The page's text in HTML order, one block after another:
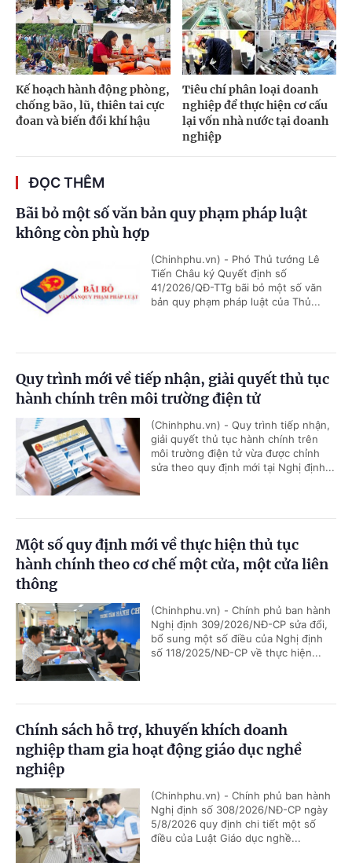
Kế hoạch hành động phòng,
chống bão, lũ, thiên tai cực
đoan và biến đổi khí hậu
Tiêu chí phân loại doanh
nghiệp để thực hiện cơ cấu
lại vốn nhà nước tại doanh
nghiệp
ĐỌC THÊM
Bãi bỏ một số văn bản quy phạm pháp luật
không còn phù hợp
(Chinhphu.vn) - Phó Thủ tướng Lê
Tiến Châu ký Quyết định số
41/2026/QĐ-TTg bãi bỏ một số văn
bản quy phạm pháp luật của Thủ...
Quy trình mới về tiếp nhận, giải quyết thủ tục
hành chính trên môi trường điện tử
(Chinhphu.vn) - Quy trình tiếp nhận,
giải quyết thủ tục hành chính trên
môi trường điện tử vừa được chỉnh
sửa theo quy định mới tại Nghị định...
Một số quy định mới về thực hiện thủ tục
hành chính theo cơ chế một cửa, một cửa liên
thông
(Chinhphu.vn) - Chính phủ ban hành
Nghị định 309/2026/NĐ-CP sửa đổi,
bổ sung một số điều của Nghị định
số 118/2025/NĐ-CP về thực hiện...
Chính sách hỗ trợ, khuyến khích doanh
nghiệp tham gia hoạt động giáo dục nghề
nghiệp
(Chinhphu.vn) - Chính phủ ban hành
Nghị định số 308/2026/NĐ-CP ngày
5/8/2026 quy định chi tiết một số
điều của Luật Giáo dục nghề...